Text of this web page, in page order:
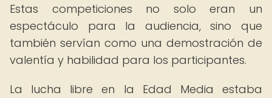
Estas competiciones no solo eran un
espectáculo para la audiencia, sino que
también servían como una demostración de
valentía y habilidad para los participantes.
La lucha libre en la Edad Media estaba